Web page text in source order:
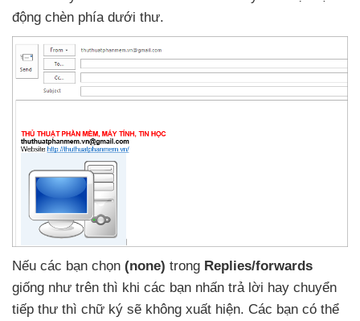
động chèn phía dưới thư.
Nếu các bạn chọn (none) trong Replies/forwards
giống như trên thì khi các bạn nhấn trả lời hay chuyển
tiếp thư thì chữ ký sẽ không xuất hiện. Các bạn có thể